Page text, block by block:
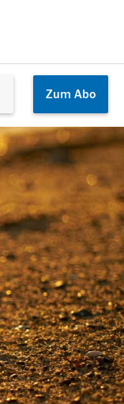
Zum Abo